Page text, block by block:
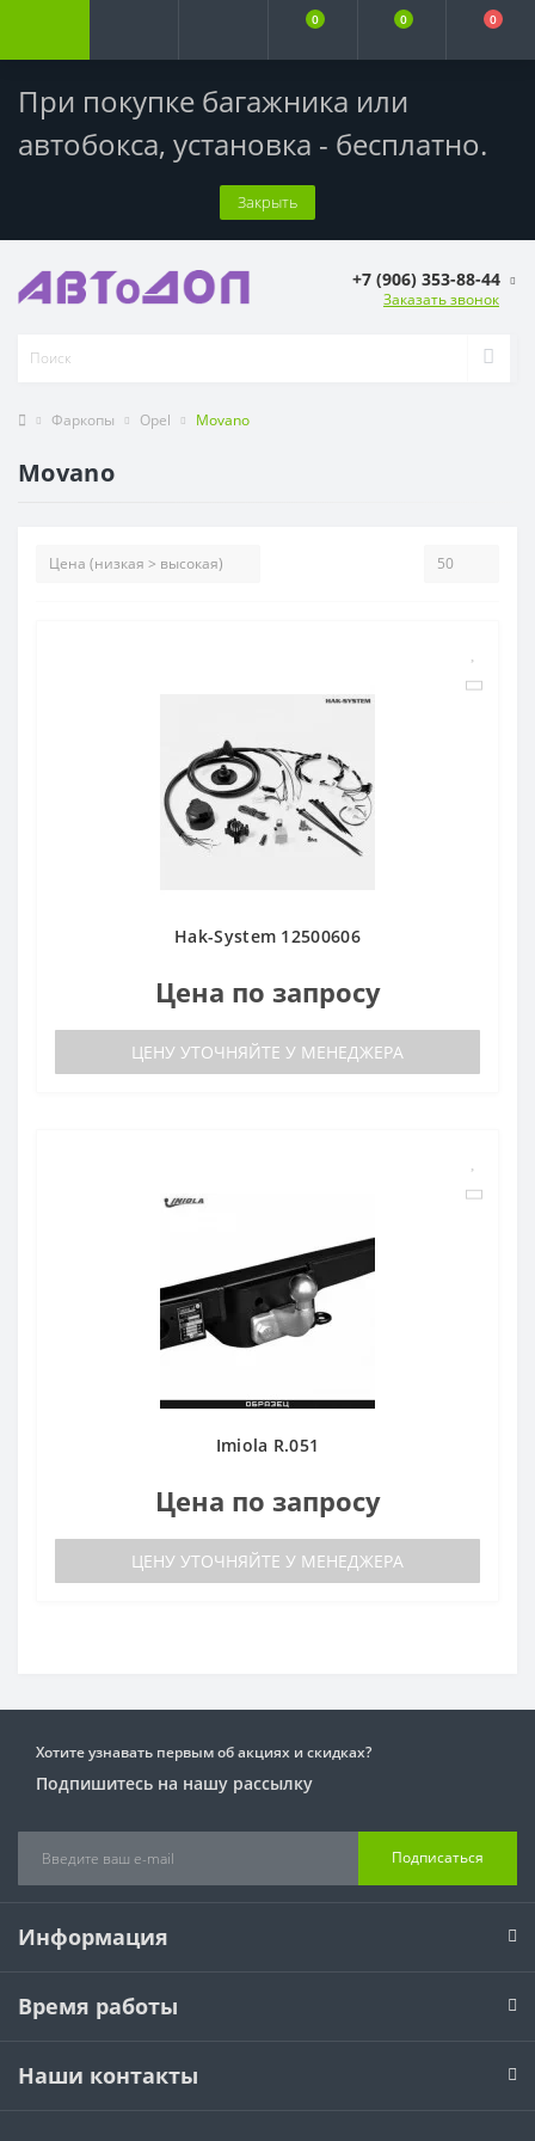
При покупке багажника или
автобокса, установка - бесплатно.
Закрыть
0 0 0
+7 (906) 353-88-44
Заказать звонок
Фаркопы Opel Movano
Movano
Hak-System 12500606
Цена по запросу
ЦЕНУ УТОЧНЯЙТЕ У МЕНЕДЖЕРА
Imiola R.051
Цена по запросу
ЦЕНУ УТОЧНЯЙТЕ У МЕНЕДЖЕРА
Хотите узнавать первым об акциях и скидках?
Подпишитесь на нашу рассылку
Подписаться
Информация
Время работы
Наши контакты